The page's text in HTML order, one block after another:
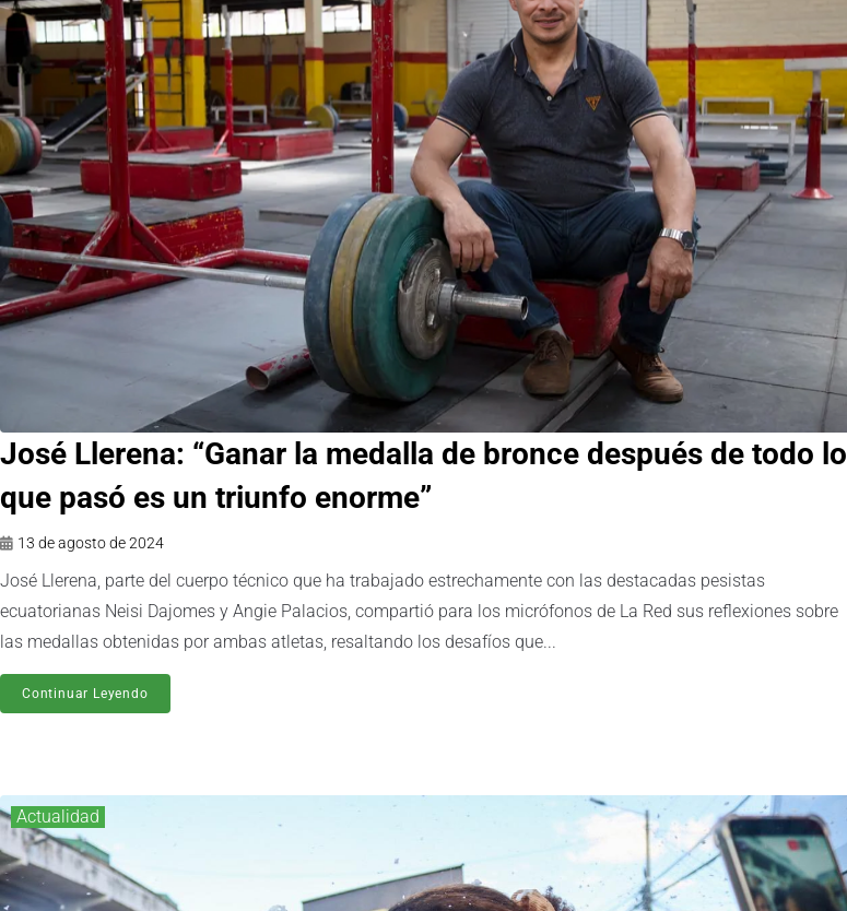
José Llerena: “Ganar la medalla de bronce después de todo lo
que pasó es un triunfo enorme”
13 de agosto de 2024
José Llerena, parte del cuerpo técnico que ha trabajado estrechamente con las destacadas pesistas
ecuatorianas Neisi Dajomes y Angie Palacios, compartió para los micrófonos de La Red sus reflexiones sobre
las medallas obtenidas por ambas atletas, resaltando los desafíos que...
Continuar Leyendo
Actualidad